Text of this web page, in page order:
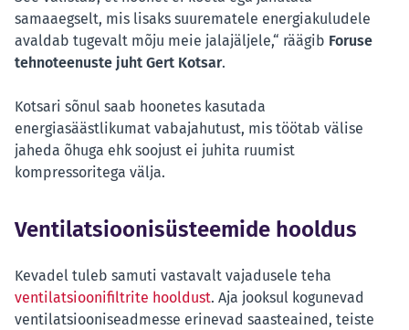
samaaegselt, mis lisaks suurematele energiakuludele
avaldab tugevalt mõju meie jalajäljele,“ räägib Foruse
tehnoteenuste juht Gert Kotsar.
Kotsari sõnul saab hoonetes kasutada
energiasäästlikumat vabajahutust, mis töötab välise
jaheda õhuga ehk soojust ei juhita ruumist
kompressoritega välja.
Ventilatsioonisüsteemide hooldus
Kevadel tuleb samuti vastavalt vajadusele teha
ventilatsioonifiltrite hooldust. Aja jooksul kogunevad
ventilatsiooniseadmesse erinevad saasteained, teiste